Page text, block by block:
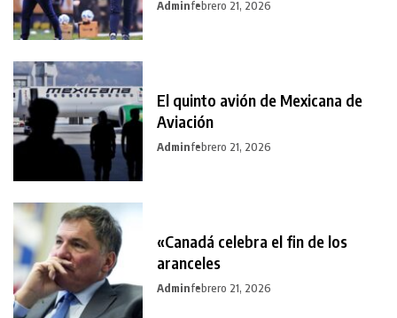
Adminfebrero 21, 2026
El quinto avión de Mexicana de
Aviación
Adminfebrero 21, 2026
«Canadá celebra el fin de los
aranceles
Adminfebrero 21, 2026